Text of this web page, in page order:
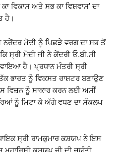
ਵਿਕਾਸ ਅਤੇ ਸਭ ਕਾ ਵਿਸ਼ਵਾਸ’ ਦਾ
ਹੈ।
ਨਰੇਂਦਰ ਮੋਦੀ ਨੂੰ ਪਿਛੜੇ ਵਰਗ ਦਾ ਸਭ ਤੋਂ
ਸ੍ਰੀ ਮੋਦੀ ਜੀ ਨੇ ਕੇਂਦਰੀ ਓ.ਬੀ.ਸੀ
ਹੈ। ਪ੍ਰਧਾਨ ਮੰਤਰੀ ਸ੍ਰੀ
ਭਾਰਤ ਨੂੰ ਵਿਕਸਤ ਰਾਸ਼ਟਰ ਬਣਾਉਣ
ਵਿਜ਼ਨ ਨੂੰ ਸਾਕਾਰ ਕਰਨ ਲਈ ਅਸੀਂ
ਨੂੰ ਮਿਟਾ ਕੇ ਅੱਗੇ ਵਧਣ ਦਾ ਸੰਕਲਪ
ਸ੍ਰੀ ਰਾਮਕੁਮਾਰ ਕਸ਼ਯਪ ਨੇ ਇਸ